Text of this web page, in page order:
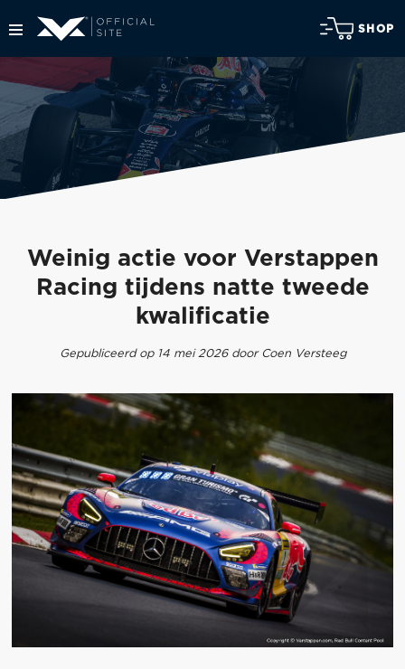
SHOP
Weinig actie voor Verstappen
Racing tijdens natte tweede
kwalificatie
Gepubliceerd op 14 mei 2026 door Coen Versteeg